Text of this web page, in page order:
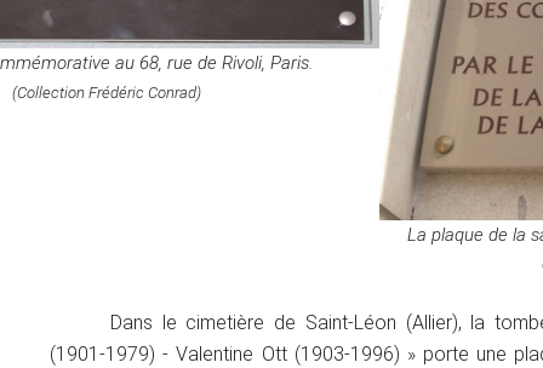
au 68, rue de Rivoli, Paris.
(Collection Frédéric Conrad)
La plaque de la
Dans le cimetière de Saint-Léon (Allier), la
(1901-1979) - Valentine Ott (1903-1996) » porte une